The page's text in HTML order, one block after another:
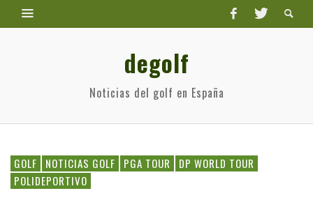
degolf
Noticias del golf en España
GOLF NOTICIAS GOLF PGA TOUR
DP WORLD TOUR
POLIDEPORTIVO